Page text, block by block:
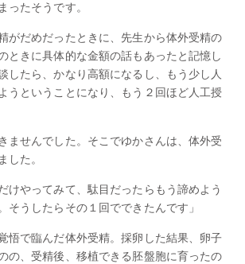
ったそうです。
がだめだったときに、先生から体外受精の
ときに具体的な金額の話もあったと記憶し
したら、かなり高額になるし、もう少し人
うということになり、もう２回ほど人工授
ませんでした。そこでゆかさんは、体外受
した。
けやってみて、駄目だったらもう諦めよう
そうしたらその１回でできたんです」
悟で臨んだ体外受精。採卵した結果、卵子
の、受精後、移植できる胚盤胞に育ったの